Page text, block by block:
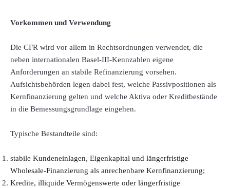
Vorkommen und Verwendung
Die CFR wird vor allem in Rechtsordnungen verwendet, die
neben internationalen Basel-III-Kennzahlen eigene
Anforderungen an stabile Refinanzierung vorsehen.
Aufsichtsbehörden legen dabei fest, welche Passivpositionen als
Kernfinanzierung gelten und welche Aktiva oder Kreditbestände
in die Bemessungsgrundlage eingehen.
Typische Bestandteile sind:
stabile Kundeneinlagen, Eigenkapital und längerfristige
Wholesale-Finanzierung als anrechenbare Kernfinanzierung;
Kredite, illiquide Vermögenswerte oder längerfristige